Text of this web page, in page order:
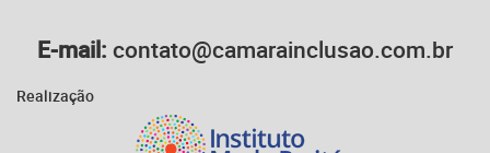
E-mail: contato@camarainclusao.com.br
Realização